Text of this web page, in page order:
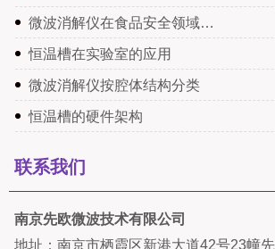
微波消解仪在食品安全领域…
恒温槽在实验室的应用
微波消解仪按腔体结构分类
恒温槽的硬件架构
联系我们
南京先欧微波技术有限公司
地址：南京市栖霞区新港大道42号23幢